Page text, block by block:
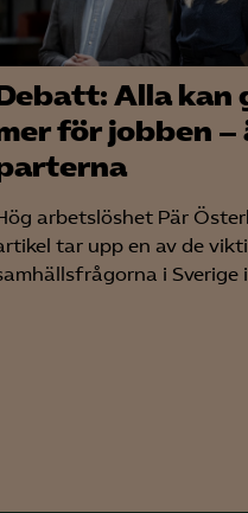
Alla kan
för jobben –
arbetslöshet Pär
tar upp en av de
i Sverige